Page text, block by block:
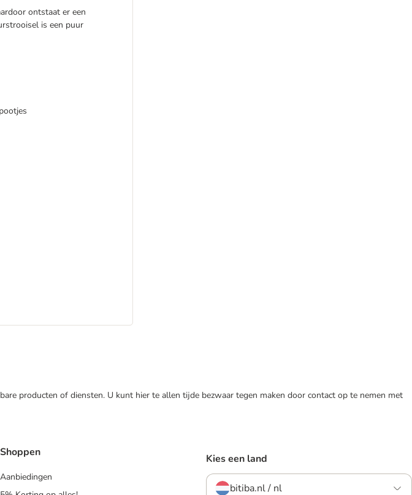
ontstaat er een
is een puur
producten of diensten. U kunt hier te allen tijde bezwaar tegen maken door contact op te nemen met
Shoppen
Aanbiedingen
Kies een land
bitiba.nl / nl